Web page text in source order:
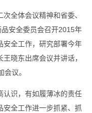
全体会议精神和省委、
安全委员会召开2015年
安全工作，研究部署今年
晓东出席会议并讲话，
议。
识，有如履薄冰的责任
安全工作进一步抓紧、抓